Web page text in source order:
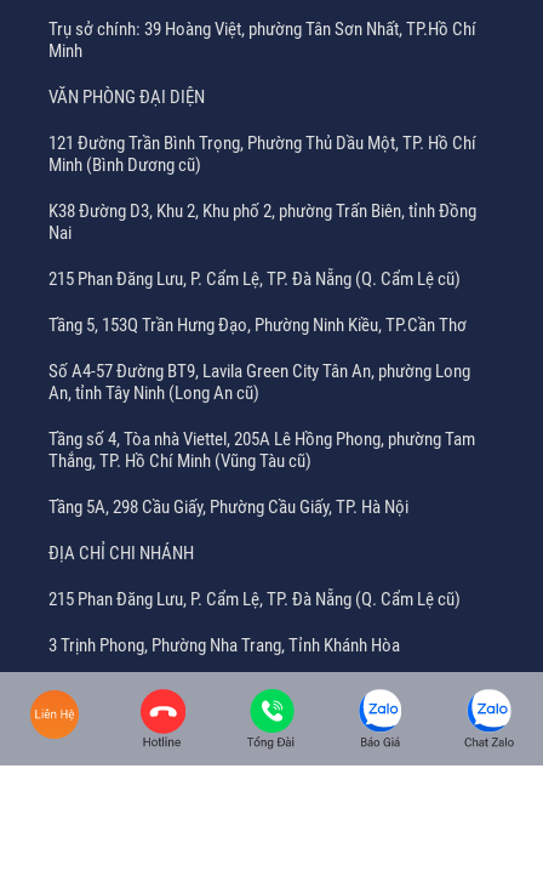
Trụ sở chính: 39 Hoàng Việt, phường Tân Sơn Nhất, TP.Hồ Chí
Minh
VĂN PHÒNG ĐẠI DIỆN
121 Đường Trần Bình Trọng, Phường Thủ Dầu Một, TP. Hồ Chí
Minh (Bình Dương cũ)
K38 Đường D3, Khu 2, Khu phố 2, phường Trấn Biên, tỉnh Đồng
Nai
215 Phan Đăng Lưu, P. Cẩm Lệ, TP. Đà Nẵng (Q. Cẩm Lệ cũ)
Tầng 5, 153Q Trần Hưng Đạo, Phường Ninh Kiều, TP.Cần Thơ
Số A4-57 Đường BT9, Lavila Green City Tân An, phường Long
An, tỉnh Tây Ninh (Long An cũ)
Tầng số 4, Tòa nhà Viettel, 205A Lê Hồng Phong, phường Tam
Thắng, TP. Hồ Chí Minh (Vũng Tàu cũ)
Tầng 5A, 298 Cầu Giấy, Phường Cầu Giấy, TP. Hà Nội
ĐỊA CHỈ CHI NHÁNH
215 Phan Đăng Lưu, P. Cẩm Lệ, TP. Đà Nẵng (Q. Cẩm Lệ cũ)
3 Trịnh Phong, Phường Nha Trang, Tỉnh Khánh Hòa